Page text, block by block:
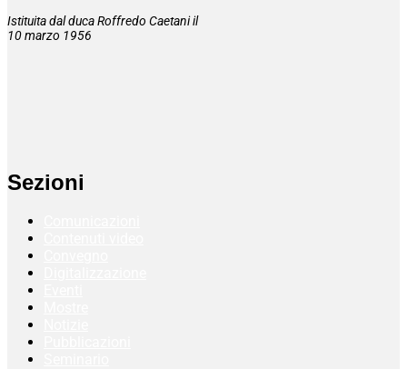
Istituita dal duca Roffredo Caetani il
10 marzo 1956
Sezioni